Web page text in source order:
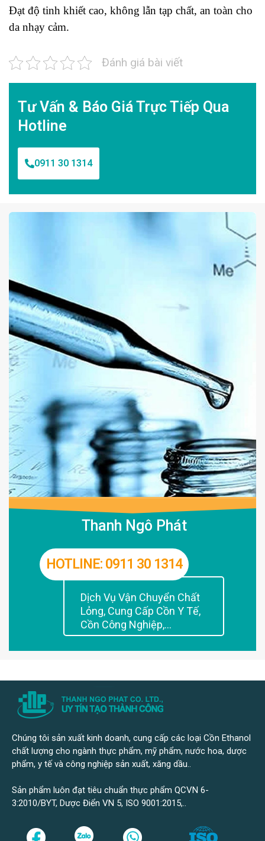
Đạt độ tinh khiết cao, không lẫn tạp chất, an toàn cho
da nhạy cảm.
Đánh giá bài viết
Tư Vấn & Báo Giá Trực Tiếp Qua
Hotline
0911 30 1314
Thanh Ngô Phát
HOTLINE: 0911 30 1314
Dịch Vụ Vận Chuyển Chất
Lỏng, Cung Cấp Cồn Y Tế,
Cồn Công Nghiệp,...
Chúng tôi sản xuất kinh doanh, cung cấp các loại Cồn Ethanol
chất lượng cho ngành thực phẩm, mỹ phẩm, nước hoa, dược
phẩm, y tế và công nghiệp sản xuất, xăng dầu..
Sản phẩm luôn đạt tiêu chuẩn thực phẩm QCVN 6-
3:2010/BYT, Dược Điển VN 5, ISO 9001:2015,..